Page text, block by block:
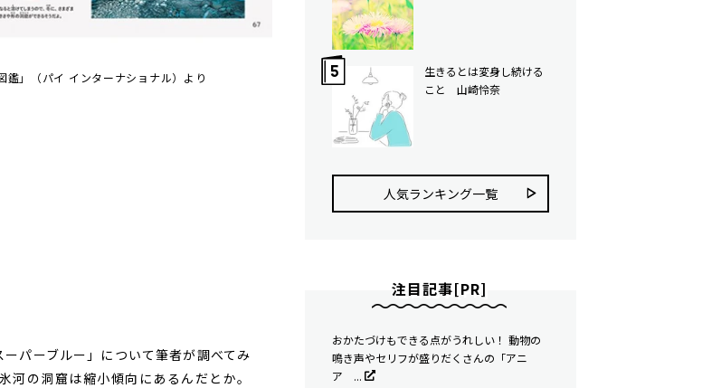
鑑」（パイ インターナショナル）より
パーブルー」について筆者が調べてみ
の洞窟は縮小傾向にあるんだとか。
生きるとは変身し続ける
こと 山崎怜奈
人気ランキング⼀覧
注目記事[PR]
おかたづけもできる点がうれしい！ 動物の
鳴き声やセリフが盛りだくさんの「アニ
ア ...